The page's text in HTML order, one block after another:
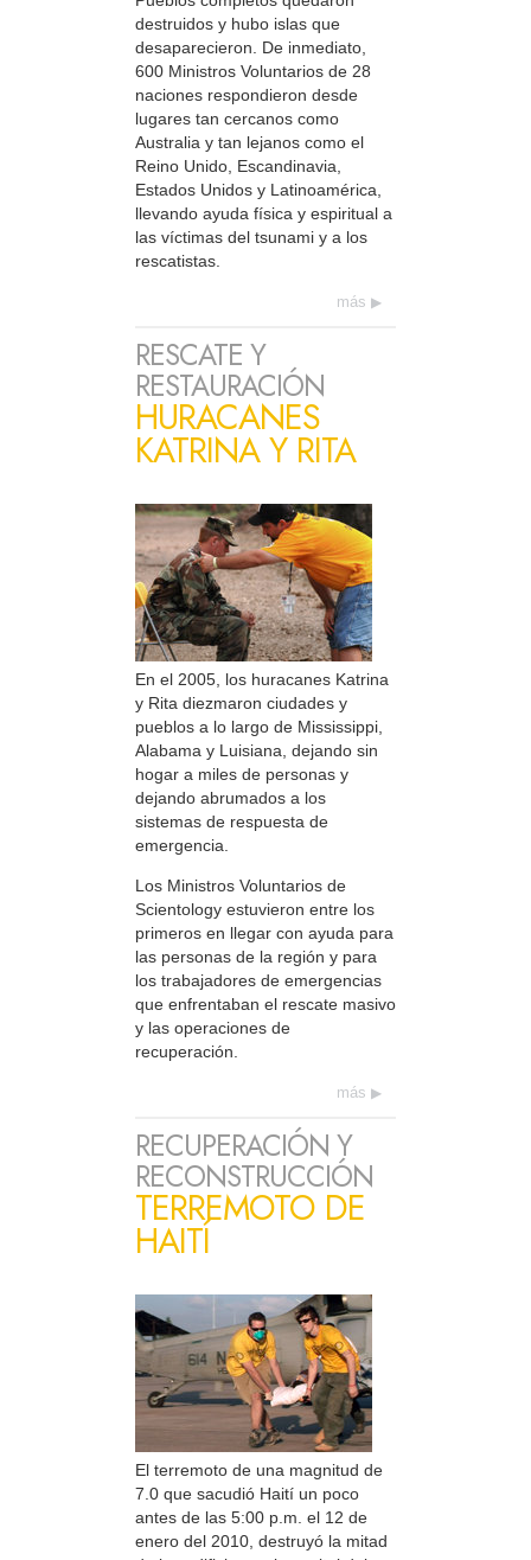
destruidos y hubo islas que
desaparecieron. De inmediato,
600 Ministros Voluntarios de 28
naciones respondieron desde
lugares tan cercanos como
Australia y tan lejanos como el
Reino Unido, Escandinavia,
Estados Unidos y Latinoamérica,
llevando ayuda física y espiritual a
las víctimas del tsunami y a los
rescatistas.
más
RESCATE Y
RESTAURACIÓN
HURACANES
KATRINA Y RITA
En el 2005, los huracanes Katrina
y Rita diezmaron ciudades y
pueblos a lo largo de Mississippi,
Alabama y Luisiana, dejando sin
hogar a miles de personas y
dejando abrumados a los
sistemas de respuesta de
emergencia.
Los Ministros Voluntarios de
Scientology estuvieron entre los
primeros en llegar con ayuda para
las personas de la región y para
los trabajadores de emergencias
que enfrentaban el rescate masivo
y las operaciones de
recuperación.
más
RECUPERACIÓN Y
RECONSTRUCCIÓN
TERREMOTO DE
HAITÍ
El terremoto de una magnitud de
7.0 que sacudió Haití un poco
antes de las 5:00 p.m. el 12 de
enero del 2010, destruyó la mitad